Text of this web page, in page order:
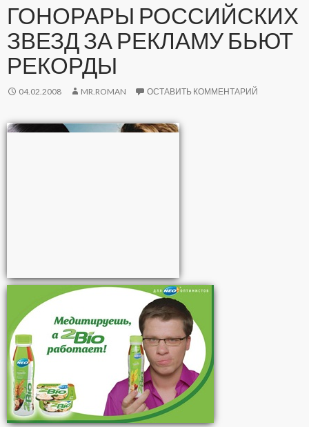
ГОНОРАРЫ РОССИЙСКИХ
ЗВЕЗД ЗА РЕКЛАМУ БЬЮТ
РЕКОРДЫ
04.02.2008 MR.ROMAN ОСТАВИТЬ КОММЕНТАРИЙ